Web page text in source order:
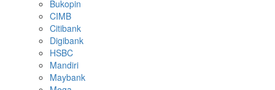
Bukopin
CIMB
Citibank
Digibank
HSBC
Mandiri
Maybank